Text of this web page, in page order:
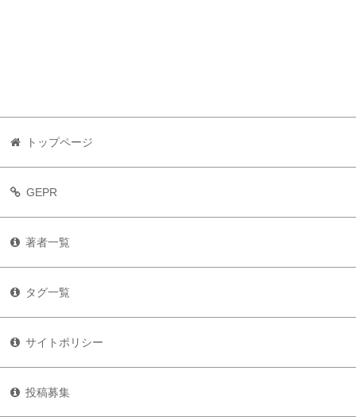
トップページ
GEPR
著者一覧
タグ一覧
サイトポリシー
投稿募集